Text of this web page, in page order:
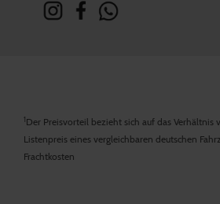
1Der Preisvorteil bezieht sich auf das Verhältnis
Listenpreis eines vergleichbaren deutschen
Frachtkosten